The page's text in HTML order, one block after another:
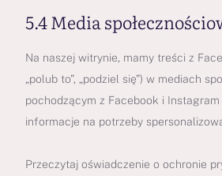
5.4 Media
Na naszej witrynie, mamy treści z
„polub to”, „podziel się”) w mediach
pochodzącym z Facebook i
informacje na potrzeby
Przeczytaj oświadczenie o ochronie